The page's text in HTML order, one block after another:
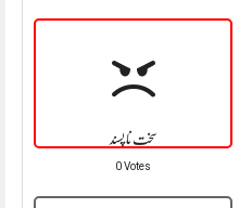
سخت نا پسند
0 Votes